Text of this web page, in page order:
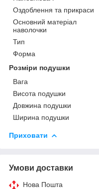
Оздоблення та прикраси
Основний матеріал
наволочки
Тип
Форма
Розміри подушки
Вага
Висота подушки
Довжина подушки
Ширина подушки
Приховати
Умови доставки
Нова Пошта